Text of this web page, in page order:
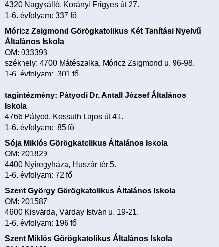
4320 Nagykálló, Korányi Frigyes út 27.
1-6. évfolyam: 337 fő
Móricz Zsigmond Görögkatolikus Két Tanítási Nyelvű
Általános Iskola
OM: 033393
székhely: 4700 Mátészalka, Móricz Zsigmond u. 96-98.
1-6. évfolyam: 301 fő
tagintézmény: Pátyodi Dr. Antall József Általános
Iskola
4766 Pátyod, Kossuth Lajos út 41.
1-6. évfolyam: 85 fő
Sója Miklós Görögkatolikus Általános Iskola
OM: 201829
4400 Nyíregyháza, Huszár tér 5.
1-6. évfolyam: 72 fő
Szent György Görögkatolikus Általános Iskola
OM: 201587
4600 Kisvárda, Várday István u. 19-21.
1-6. évfolyam: 196 fő
Szent Miklós Görögkatolikus Általános Iskola